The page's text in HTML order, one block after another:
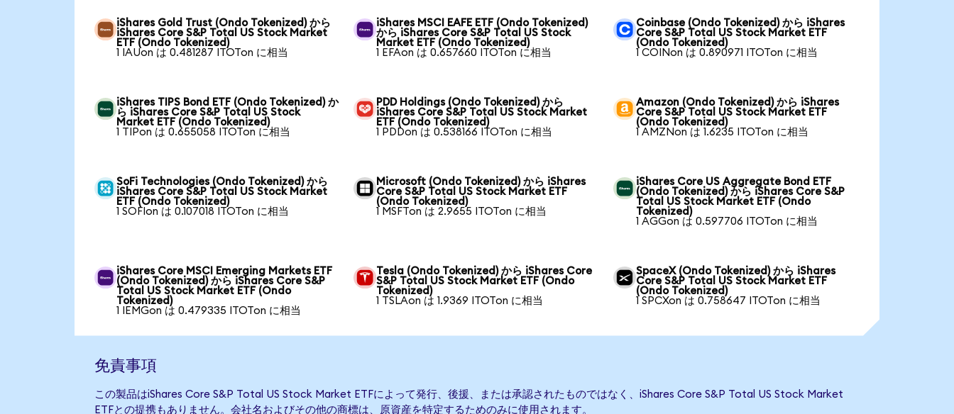
iShares Gold Trust (Ondo Tokenized) から
iShares Core S&P Total US Stock Market
ETF (Ondo Tokenized)
1 IAUon は 0.481287 ITOTon に相当
iShares MSCI EAFE ETF (Ondo Tokenized)
から iShares Core S&P Total US Stock
Market ETF (Ondo Tokenized)
1 EFAon は 0.657660 ITOTon に相当
Coinbase (Ondo Tokenized) から iShares
Core S&P Total US Stock Market ETF
(Ondo Tokenized)
1 COINon は 0.890971 ITOTon に相当
iShares TIPS Bond ETF (Ondo Tokenized) か
ら iShares Core S&P Total US Stock
Market ETF (Ondo Tokenized)
1 TIPon は 0.655058 ITOTon に相当
PDD Holdings (Ondo Tokenized) から
iShares Core S&P Total US Stock Market
ETF (Ondo Tokenized)
1 PDDon は 0.538166 ITOTon に相当
Amazon (Ondo Tokenized) から iShares
Core S&P Total US Stock Market ETF
(Ondo Tokenized)
1 AMZNon は 1.6235 ITOTon に相当
SoFi Technologies (Ondo Tokenized) から
iShares Core S&P Total US Stock Market
ETF (Ondo Tokenized)
1 SOFIon は 0.107018 ITOTon に相当
Microsoft (Ondo Tokenized) から iShares
Core S&P Total US Stock Market ETF
(Ondo Tokenized)
1 MSFTon は 2.9655 ITOTon に相当
iShares Core US Aggregate Bond ETF
(Ondo Tokenized) から iShares Core S&P
Total US Stock Market ETF (Ondo
Tokenized)
1 AGGon は 0.597706 ITOTon に相当
iShares Core MSCI Emerging Markets ETF
(Ondo Tokenized) から iShares Core S&P
Total US Stock Market ETF (Ondo
Tokenized)
1 IEMGon は 0.479335 ITOTon に相当
Tesla (Ondo Tokenized) から iShares Core
S&P Total US Stock Market ETF (Ondo
Tokenized)
1 TSLAon は 1.9369 ITOTon に相当
SpaceX (Ondo Tokenized) から iShares
Core S&P Total US Stock Market ETF
(Ondo Tokenized)
1 SPCXon は 0.758647 ITOTon に相当
免責事項
この製品はiShares Core S&P Total US Stock Market ETFによって発行、後援、または承認されたものではなく、iShares Core S&P Total US Stock Market
ETFとの提携もありません。会社名およびその他の商標は、原資産を特定するためのみに使用されます。